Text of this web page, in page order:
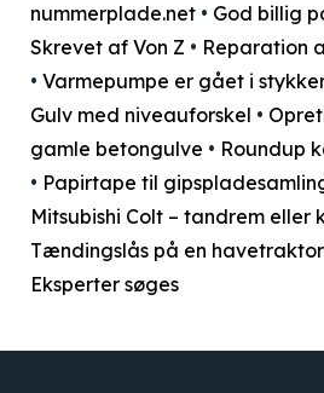
nummerplade.net • God billig
Skrevet af Von Z • Reparation
• Varmepumpe er gået i
Gulv med niveauforskel •
gamle betongulve • Roundup
• Papirtape til
Mitsubishi Colt – tandrem eller
Tændingslås på en havetraktor
Eksperter søges